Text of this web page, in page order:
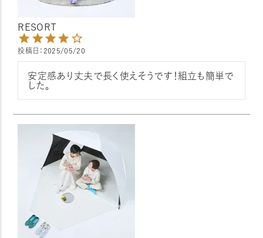
RESORT
投稿日 2025/05/20
安定感あり丈夫で長く使えそうです！組立も簡単で
した。